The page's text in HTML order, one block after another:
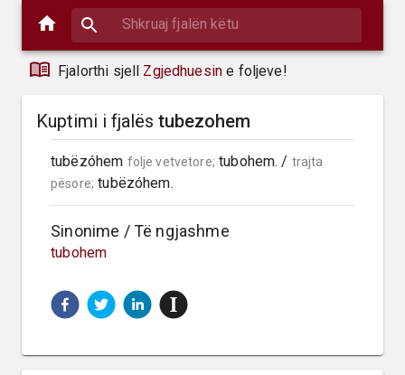
Fjalorthi sjell Zgjedhuesin e foljeve!
Kuptimi i fjalës tubezohem
tubëzóhem folje vetvetore; tubohem. / trajta
pësore; tubëzóhem.
Sinonime / Të ngjashme
tubohem